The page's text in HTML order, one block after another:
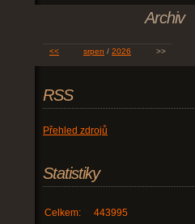
Archiv
<< srpen / 2026 >>
RSS
Přehled zdrojů
Statistiky
Celkem:
443995